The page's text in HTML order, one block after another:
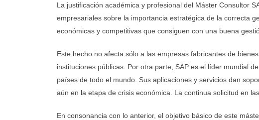
La justificación académica y profesional del Máster Consultor
empresariales sobre la importancia estratégica de la correcta
económicas y competitivas que consiguen con una buena
Este hecho no afecta sólo a las empresas fabricantes de
instituciones públicas. Por otra parte, SAP es el líder mundial
países de todo el mundo. Sus aplicaciones y servicios dan
aún en la etapa de crisis económica. La continua solicitud en
En consonancia con lo anterior, el objetivo básico de este